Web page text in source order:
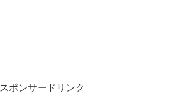
スポンサードリンク